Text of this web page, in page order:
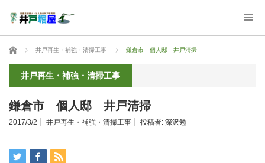
ホーム 井戸再生・補強・清掃工事 鎌倉市 個人邸 井戸清掃
井戸再生・補強・清掃工事
鎌倉市 個人邸 井戸清掃
2017/3/2 井戸再生・補強・清掃工事 投稿者: 深沢勉